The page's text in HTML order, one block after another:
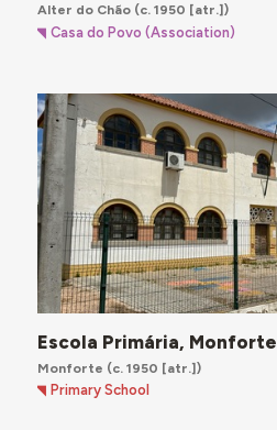
Alter do Chão(c. 1950 [atr.])
Casa do Povo (Association)
Escola Primária, Monforte
Monforte (c. 1950 [atr.])
Primary School